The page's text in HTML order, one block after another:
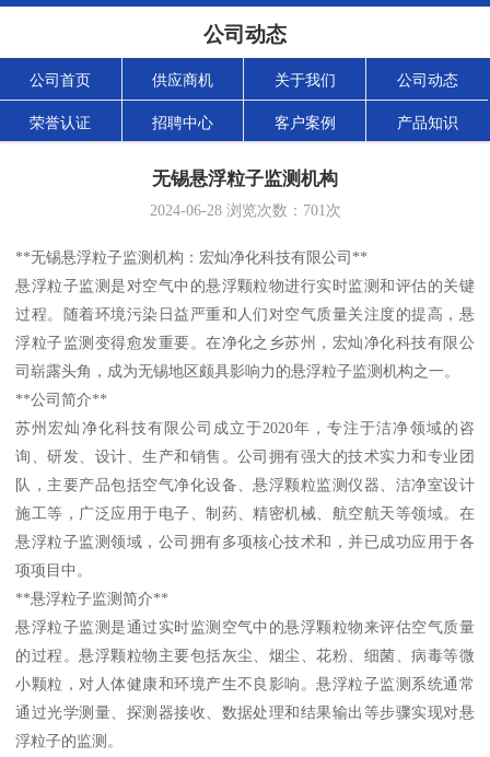
公司动态
公司首页 供应商机 关于我们 公司动态
荣誉认证 招聘中心 客户案例 产品知识
无锡悬浮粒子监测机构
2024-06-28浏览次数： 701次
**无锡悬浮粒子监测机构：宏灿净化科技有限公司**
悬浮粒子监测是对空气中的悬浮颗粒物进行实时监测和评估的关键
过程。随着环境污染日益严重和人们对空气质量关注度的提高，悬
浮粒子监测变得愈发重要。在净化之乡苏州，宏灿净化科技有限公
司崭露头角，成为无锡地区颇具影响力的悬浮粒子监测机构之一。
**公司简介**
苏州宏灿净化科技有限公司成立于2020年，专注于洁净领域的咨
询、研发、设计、生产和销售。公司拥有强大的技术实力和专业团
队，主要产品包括空气净化设备、悬浮颗粒监测仪器、洁净室设计
施工等，广泛应用于电子、制药、精密机械、航空航天等领域。在
悬浮粒子监测领域，公司拥有多项核心技术和，并已成功应用于各
项项目中。
**悬浮粒子监测简介**
悬浮粒子监测是通过实时监测空气中的悬浮颗粒物来评估空气质量
的过程。悬浮颗粒物主要包括灰尘、烟尘、花粉、细菌、病毒等微
小颗粒，对人体健康和环境产生不良影响。悬浮粒子监测系统通常
通过光学测量、探测器接收、数据处理和结果输出等步骤实现对悬
浮粒子的监测。